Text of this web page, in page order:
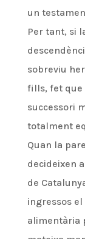
un
Per tant, si
sobreviu
fills, fet que
successori
totalment
Quan la
decideixen
de
ingressos
alimentària